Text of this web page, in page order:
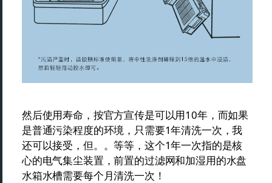
然后使用寿命，按官方宣传是可以用10年，而如果
是普通污染程度的环境，只需要1年清洗一次，我
还可以接受，但。。等等，这个1年一次指的是核
心的电气集尘装置，前置的过滤网和加湿用的水盘
水箱水槽需要每个月清洗一次！